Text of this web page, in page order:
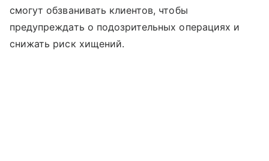
смогут обзванивать клиентов, чтобы
предупреждать о подозрительных операциях и
снижать риск хищений.